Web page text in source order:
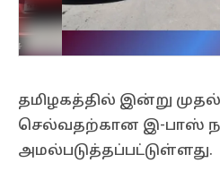
தமிழகத்தில் இன்று
செல்வதற்கான இ-பாஸ்
அமல்படுத்தப்பட்டுள்ளது.